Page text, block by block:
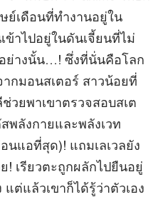
ย์เดือนที่ทำงานอยู่ใน
ข้าไปอยู่ในดันเจี้ยนที่ไม่
ย่างนั้น…! ซึ่งที่นั่นคือโลก
กมอนสเตอร์ สาวน้อยที่
วยพาเขาตรวจสอบสเต
พลังกายและพลังเวท
นแอที่สุด)! แถมเลเวลยัง
! เรียวตะถูกผลักไปยืนอยู่
ต่แล้วเขาก็ได้รู้ว่าตัวเอง